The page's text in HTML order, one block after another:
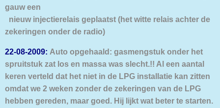
gauw een
nieuw injectierelais geplaatst (het witte relais achter de
zekeringen onder de radio)
22-08-2009: Auto opgehaald: gasmengstuk onder het
spruitstuk zat los en massa was slecht.!! Al een aantal
keren verteld dat het niet in de LPG installatie kan zitten
omdat we 2 weken zonder de zekeringen van de LPG
hebben gereden, maar goed. Hij lijkt wat beter te starten.